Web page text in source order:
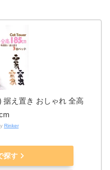
据え置き おしゃれ 全高
Rinker
探す